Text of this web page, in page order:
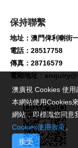
保持聯繫
地址：澳門俾利喇街
電話：28517758
傳真：28716579
電郵地址：
澳廣視 Cookies 使用
本網站使用Cookies
網站，即標識您同意
Cookies使用政策。
接受